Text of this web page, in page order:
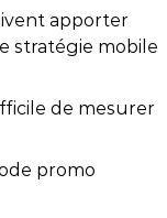
apporter
stratégie mobile
de mesurer
promo